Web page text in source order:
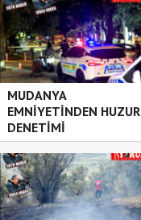
MUDANYA
EMNİYETİNDEN HUZUR
DENETİMİ